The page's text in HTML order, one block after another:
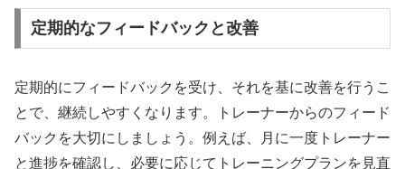
定期的なフィードバックと改善
定期的にフィードバックを受け、それを基に改善を行うこ
とで、継続しやすくなります。トレーナーからのフィード
バックを大切にしましょう。例えば、月に一度トレーナー
と進捗を確認し、必要に応じてトレーニングプランを見直